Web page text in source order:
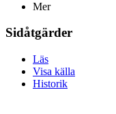
Mer
Sidåtgärder
Läs
Visa källa
Historik